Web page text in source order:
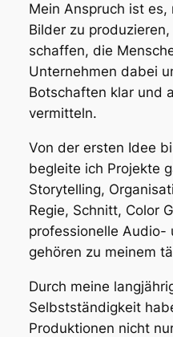
Mein Anspruch ist
Bilder zu
schaffen, die
Unternehmen dabei
Botschaften klar und
vermitteln.
Von der ersten Idee
begleite ich Projekte
Storytelling,
Regie, Schnitt, Color
professionelle Audio-
gehören zu meinem
Durch meine
Selbstständigkeit
Produktionen nicht